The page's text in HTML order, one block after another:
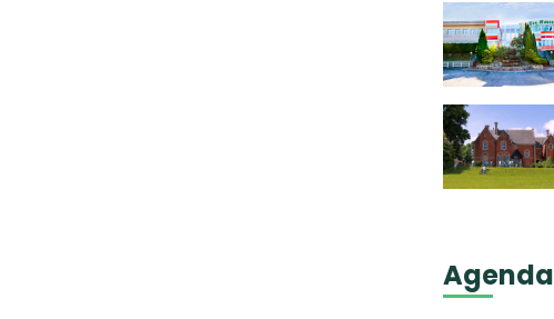
Agenda